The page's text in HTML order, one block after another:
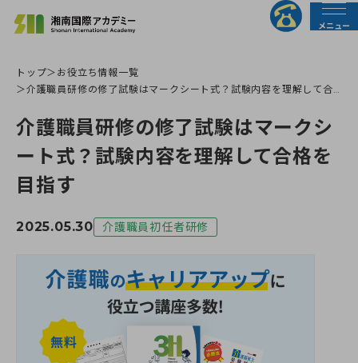
メニュー
法人の皆様へ 行政の皆様へ
トップページ
介護職員初任者研修
介護福祉士実務者研修
介護福祉士受験対策講座
すべての講座
トップ
お役立ち情報一覧
介護職員研修の修了試験はマークシート式？試験内容を理解して合
介護職員研修の修了試験はマークシ
ート式？試験内容を理解して合格を
目指す
2025.05.30 介護職員初任者研修